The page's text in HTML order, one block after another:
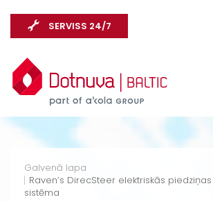
SERVISS 24/7
Galvenā lapa
Raven’s DirecSteer elektriskās
sistēma